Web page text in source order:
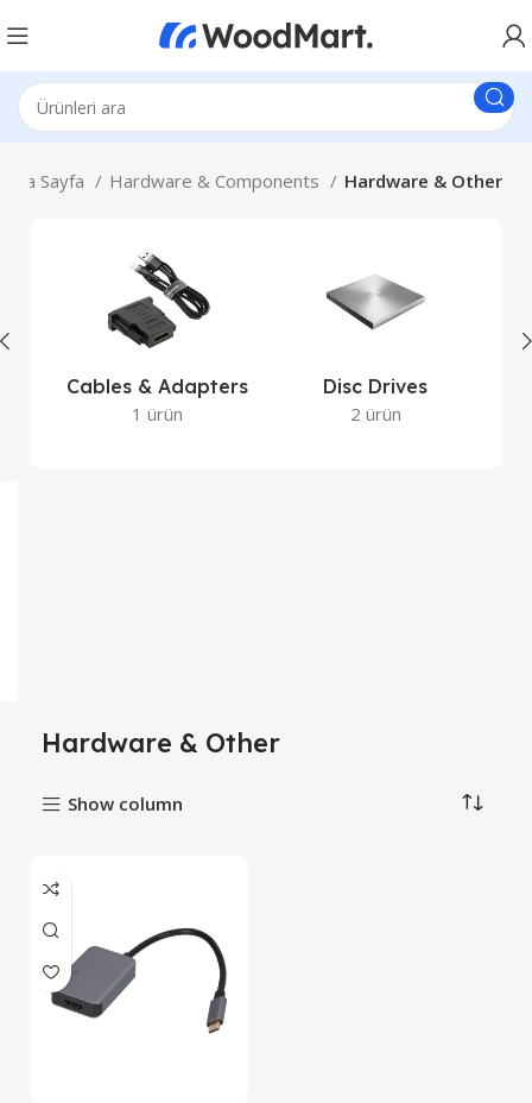
Ana Sayfa Hardware & Components Hardware & Other
Cables & Adapters
1 ürün
Disc Drives
2 ürün
Hardware & Other
Show column